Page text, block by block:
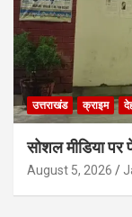
उत्तराखंड क्राइम
सोशल मीडिया पर
August 5, 2026